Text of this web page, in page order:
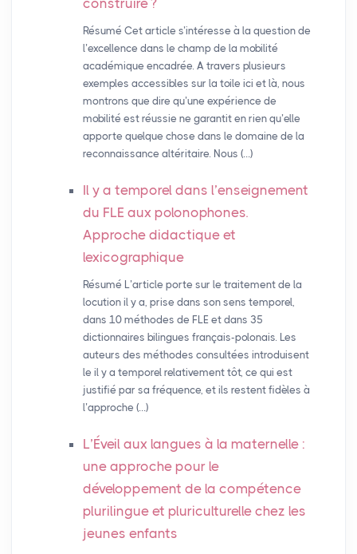
construire ?
Résumé Cet article s’intéresse à la question de
l’excellence dans le champ de la mobilité
académique encadrée. A travers plusieurs
exemples accessibles sur la toile ici et là, nous
montrons que dire qu’une expérience de
mobilité est réussie ne garantit en rien qu’elle
apporte quelque chose dans le domaine de la
reconnaissance altéritaire. Nous (…)
Il y a temporel dans l’enseignement
du FLE aux polonophones.
Approche didactique et
lexicographique
Résumé L’article porte sur le traitement de la
locution il y a, prise dans son sens temporel,
dans 10 méthodes de FLE et dans 35
dictionnaires bilingues français-polonais. Les
auteurs des méthodes consultées introduisent
le il y a temporel relativement tôt, ce qui est
justifié par sa fréquence, et ils restent fidèles à
l’approche (…)
L’Éveil aux langues à la maternelle :
une approche pour le
développement de la compétence
plurilingue et pluriculturelle chez les
jeunes enfants